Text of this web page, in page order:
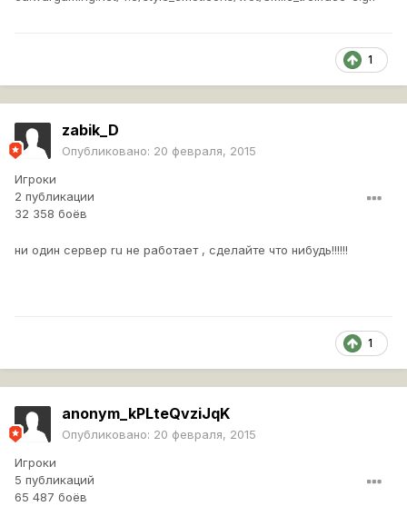
1
zabik_D
Опубликовано: 20 февраля, 2015
Игроки
2 публикации
32 358 боёв
ни один сервер ru не работает , сделайте что нибудь!!!!!!
1
anonym_kPLteQvziJqK
Опубликовано: 20 февраля, 2015
Игроки
5 публикаций
65 487 боёв